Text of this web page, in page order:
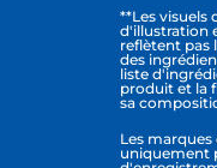
**Les visuels
d'illustration
reflètent pas
des
liste
produit et la
sa
Les
uniquement